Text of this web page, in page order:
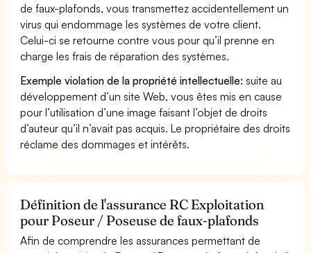
de faux-plafonds, vous transmettez accidentellement un
virus qui endommage les systèmes de votre client.
Celui-ci se retourne contre vous pour qu’il prenne en
charge les frais de réparation des systèmes.
Exemple violation de la propriété intellectuelle: suite au
développement d’un site Web, vous êtes mis en cause
pour l’utilisation d’une image faisant l’objet de droits
d’auteur qu’il n’avait pas acquis. Le propriétaire des droits
réclame des dommages et intérêts.
Définition de l'assurance RC Exploitation
pour Poseur / Poseuse de faux-plafonds
Afin de comprendre les assurances permettant de